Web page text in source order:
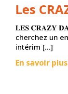
Les
𝐋𝐄𝐒 𝐂𝐑𝐀𝐙𝐘
cherchez un
intérim […]
En savoir plus